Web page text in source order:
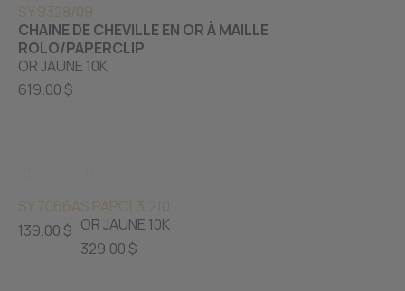
SY 9328/09
CHAINE DE CHEVILLE EN OR À MAILLE
ROLO/PAPERCLIP
OR JAUNE 10K
619.00 $
SY 7066A
139.00 $
S PAPCL3.210
OR JAUNE 10K
329.00 $